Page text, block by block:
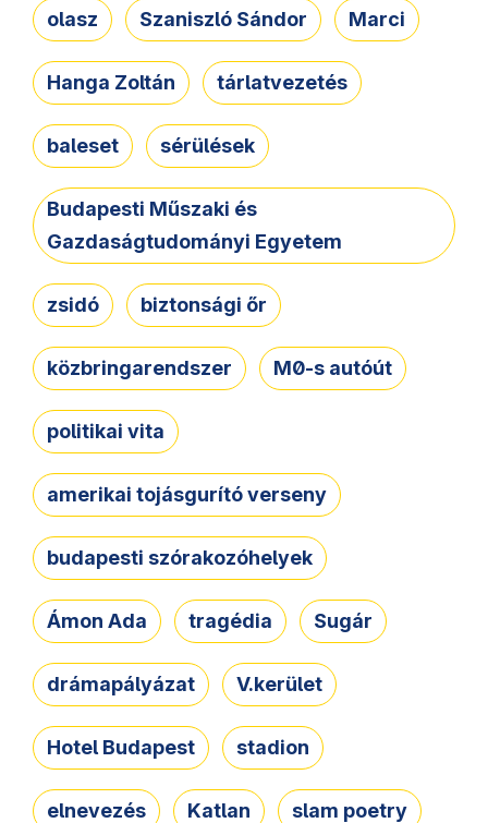
olasz Szaniszló Sándor Marci
Hanga Zoltán tárlatvezetés
baleset sérülések
Budapesti Műszaki és
Gazdaságtudományi Egyetem
zsidó biztonsági őr
közbringarendszer M0-s autóút
politikai vita
amerikai tojásgurító verseny
budapesti szórakozóhelyek
Ámon Ada tragédia Sugár
drámapályázat V.kerület
Hotel Budapest stadion
elnevezés Katlan slam poetry